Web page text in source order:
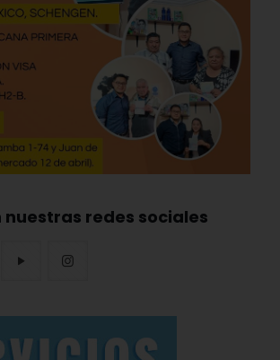
nuestras redes sociales